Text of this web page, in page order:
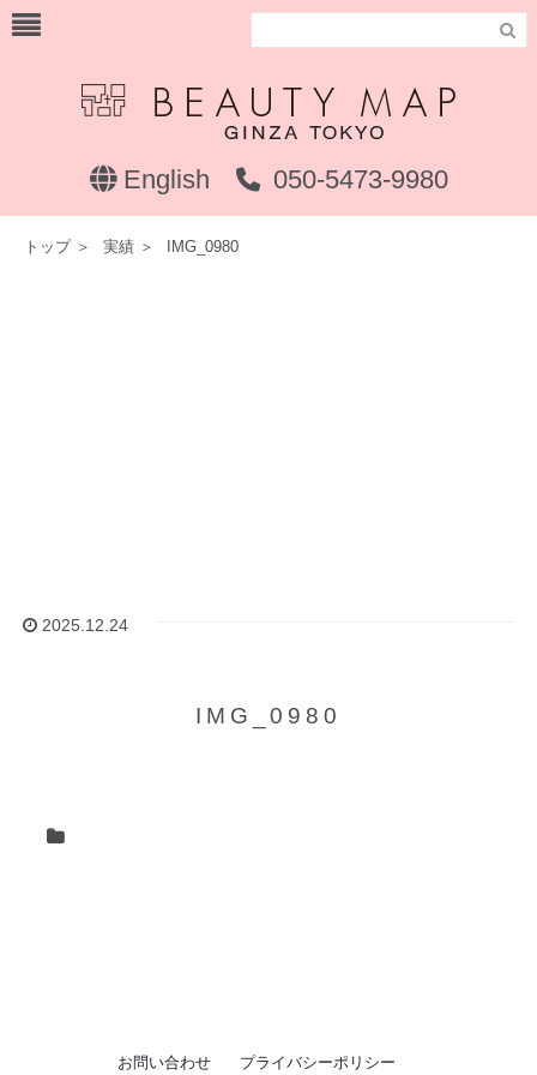

English 050-5473-9980
トップ＞ 実績 ＞ IMG_0980
2025.12.24
IMG_0980
お問い合わせ プライバシーポリシー